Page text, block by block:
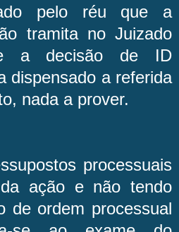
pelo réu que a
tramita no Juizado
a decisão de ID
dispensado a referida
nada a prover.
processuais
ação e não tendo
de ordem processual